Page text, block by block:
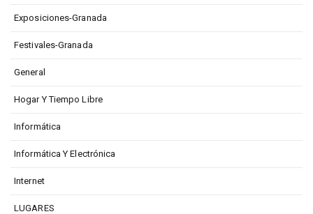
Exposiciones-Granada
Festivales-Granada
General
Hogar Y Tiempo Libre
Informática
Informática Y Electrónica
Internet
LUGARES